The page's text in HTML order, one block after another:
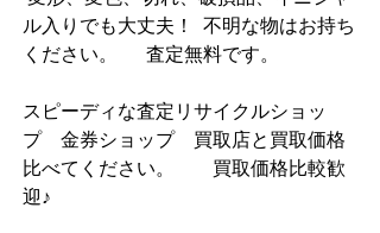
ル入りでも大丈夫！  不明な物はお持ち
ください。      査定無料です。
スピーディな査定リサイクルショッ
プ　金券ショップ　買取店と買取価格
比べてください。        買取価格比較歓
迎♪